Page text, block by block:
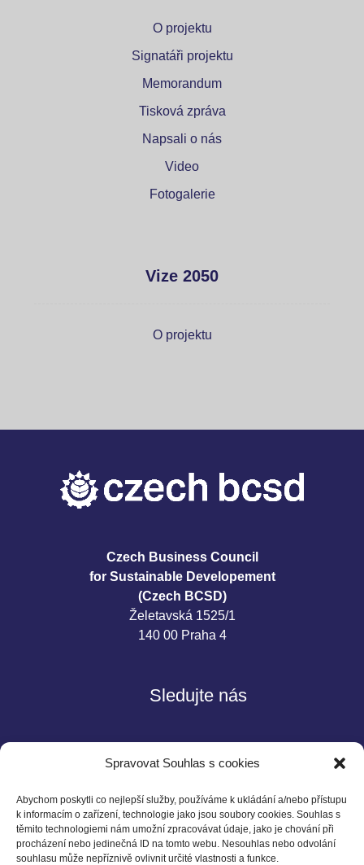
Spravovat Souhlas s cookies
Abychom poskytli co nejlepší služby, používáme k ukládání a/nebo přístupu
k informacím o zařízení, technologie jako jsou soubory cookies. Souhlas s
těmito technologiemi nám umožní zpracovávat údaje, jako je chování při
procházení nebo jedinečná ID na tomto webu. Nesouhlas nebo odvolání
souhlasu může nepříznivě ovlivnit určité vlastnosti a funkce.
O projektu
Signatáři projektu
Memorandum
Tisková zpráva
Napsali o nás
Video
Fotogalerie
Vize 2050
O projektu
Czech Business Council
for Sustainable Developement
(Czech BCSD)
Želetavská 1525/1
140 00 Praha 4
Sledujte nás
Kontakt